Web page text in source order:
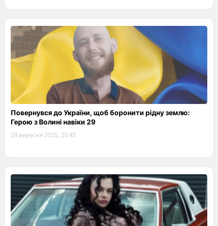
Повернувся до України, щоб боронити рідну землю:
Герою з Волині навіки 29
29 вересня 2025, 20:45